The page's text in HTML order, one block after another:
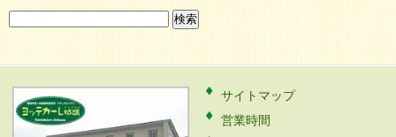
索:
サイトマップ
営業時間